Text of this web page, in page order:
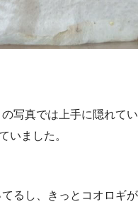
写真では上手に隠れてい
いました。
るし、きっとコオロギが